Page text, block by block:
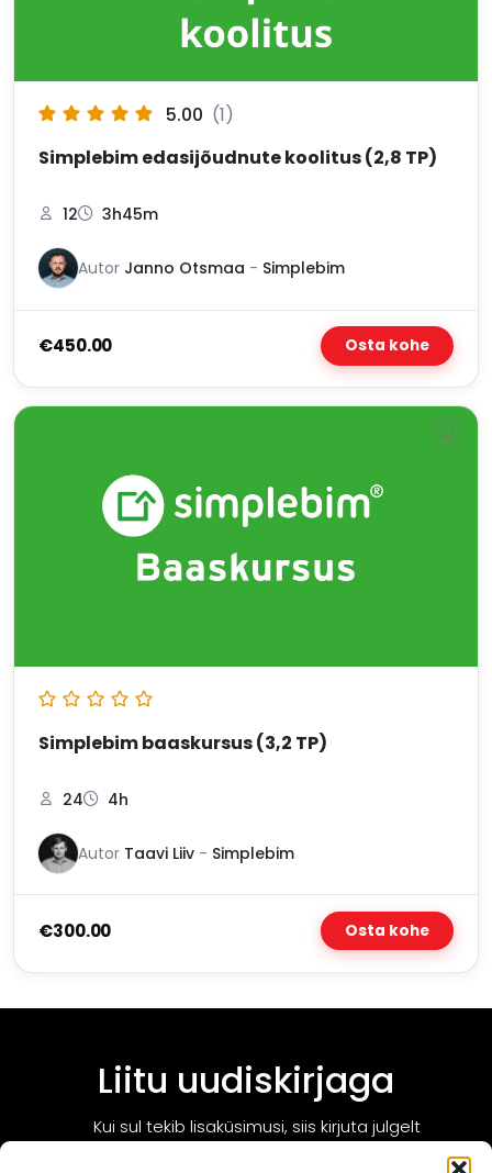
5.00 (1)
Simplebim edasijõudnute koolitus (2,8 TP)
12 3h45m
Autor Janno Otsmaa - Simplebim
€450.00 Osta kohe
Simplebim baaskursus (3,2 TP)
24 4h
Autor Taavi Liiv - Simplebim
€300.00 Osta kohe
Liitu uudiskirjaga
Kui sul tekib lisaküsimusi, siis kirjuta julgelt